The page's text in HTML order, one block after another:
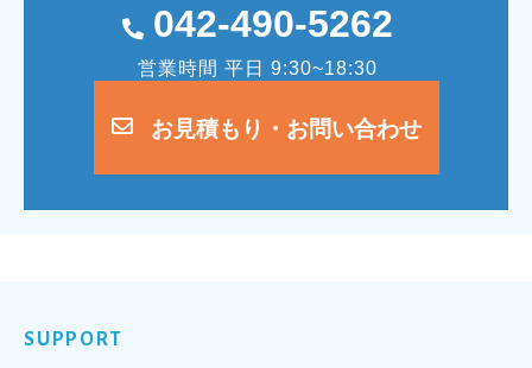
042-490-5262
営業時間 平日 9:30~18:30
お見積もり・お問い合わせ
SUPPORT